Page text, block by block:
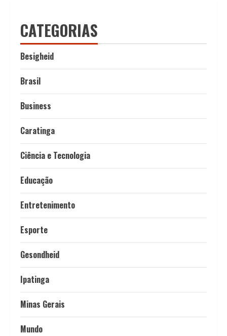
CATEGORIAS
Besigheid
Brasil
Business
Caratinga
Ciência e Tecnologia
Educação
Entretenimento
Esporte
Gesondheid
Ipatinga
Minas Gerais
Mundo